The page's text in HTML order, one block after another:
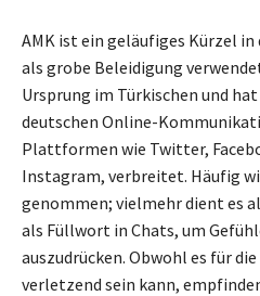
AMK ist ein geläufiges Kürzel in
als grobe Beleidigung
Ursprung im Türkischen und
deutschen Online-
Plattformen wie Twitter,
Instagram, verbreitet. Häufig
genommen; vielmehr dient es
als Füllwort in Chats, um
auszudrücken. Obwohl es für
verletzend sein kann,